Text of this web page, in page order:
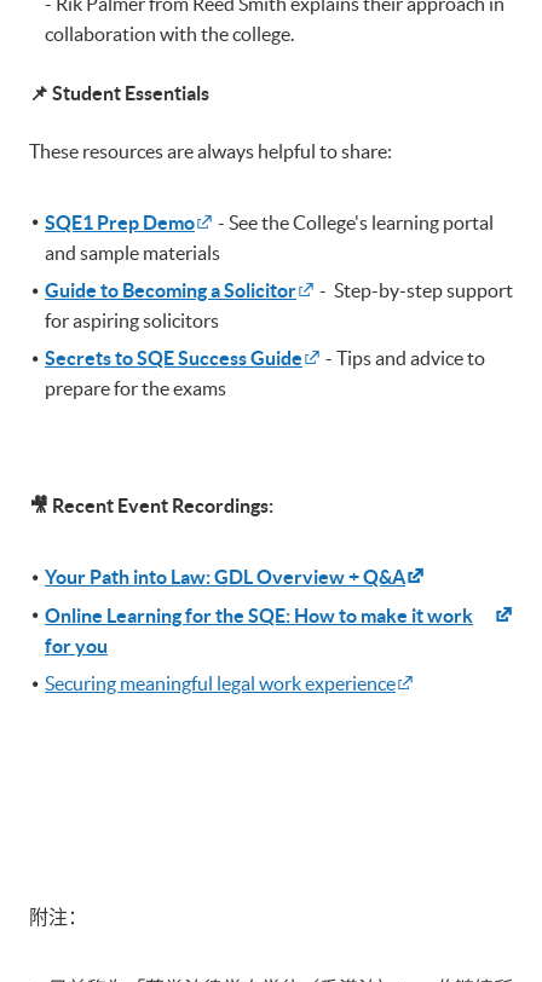
collaboration with the college.
📌 Student Essentials
These resources are always helpful to share:
SQE1 Prep Demo
- See the College's learning portal
and sample materials
Guide to Becoming a Solicitor
- Step-by-step support
for aspiring solicitors
Secrets to SQE Success Guide
- Tips and advice to
prepare for the exams
🎥 Recent Event Recordings:
Your Path into Law: GDL Overview + Q&A
Online Learning for the SQE: How to make it work
for you
Securing meaningful legal work experience
附注：